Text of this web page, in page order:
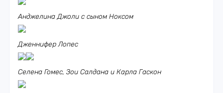
Анджелина Джоли с сыном Ноксом
Дженнифер Лопес
Селена Гомес, Зои Салдана и Карла Гаскон